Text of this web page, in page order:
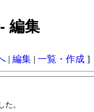
- 編集
| 編集 | 一覧・作成 ]